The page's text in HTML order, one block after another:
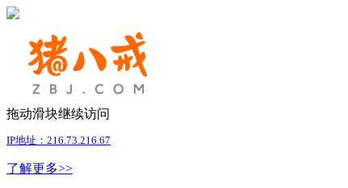
拖动滑块继续访问
IP地址：216.73.216.67
了解更多>>